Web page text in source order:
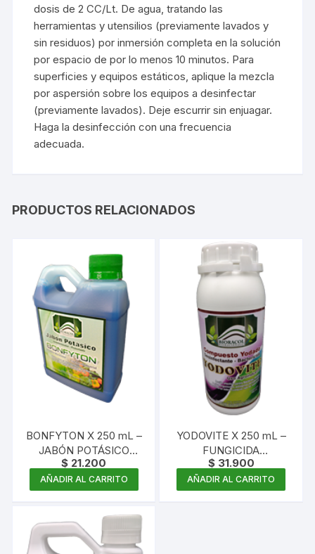
dosis de 2 CC/Lt. De agua, tratando las
herramientas y utensilios (previamente lavados y
sin residuos) por inmersión completa en la solución
por espacio de por lo menos 10 minutos. Para
superficies y equipos estáticos, aplique la mezcla
por aspersión sobre los equipos a desinfectar
(previamente lavados). Deje escurrir sin enjuagar.
Haga la desinfección con una frecuencia
adecuada.
PRODUCTOS RELACIONADOS
BONFYTON X 250 mL –
JABÓN POTÁSICO
CONCENTRADO
$ 21.200
AÑADIR AL CARRITO
YODOVITE X 250 mL –
FUNGICIDA
DESINFECTANTE
YODÓFORO
CONCENTRADO
$31.900
AÑADIR AL CARRITO